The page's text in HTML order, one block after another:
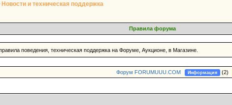
Новости и техническая поддержка
Правила форума
поведения, техническая поддержка на Форуме, Аукционе, в Магазине.
Форум FORUMUUU.COM Информация (2)